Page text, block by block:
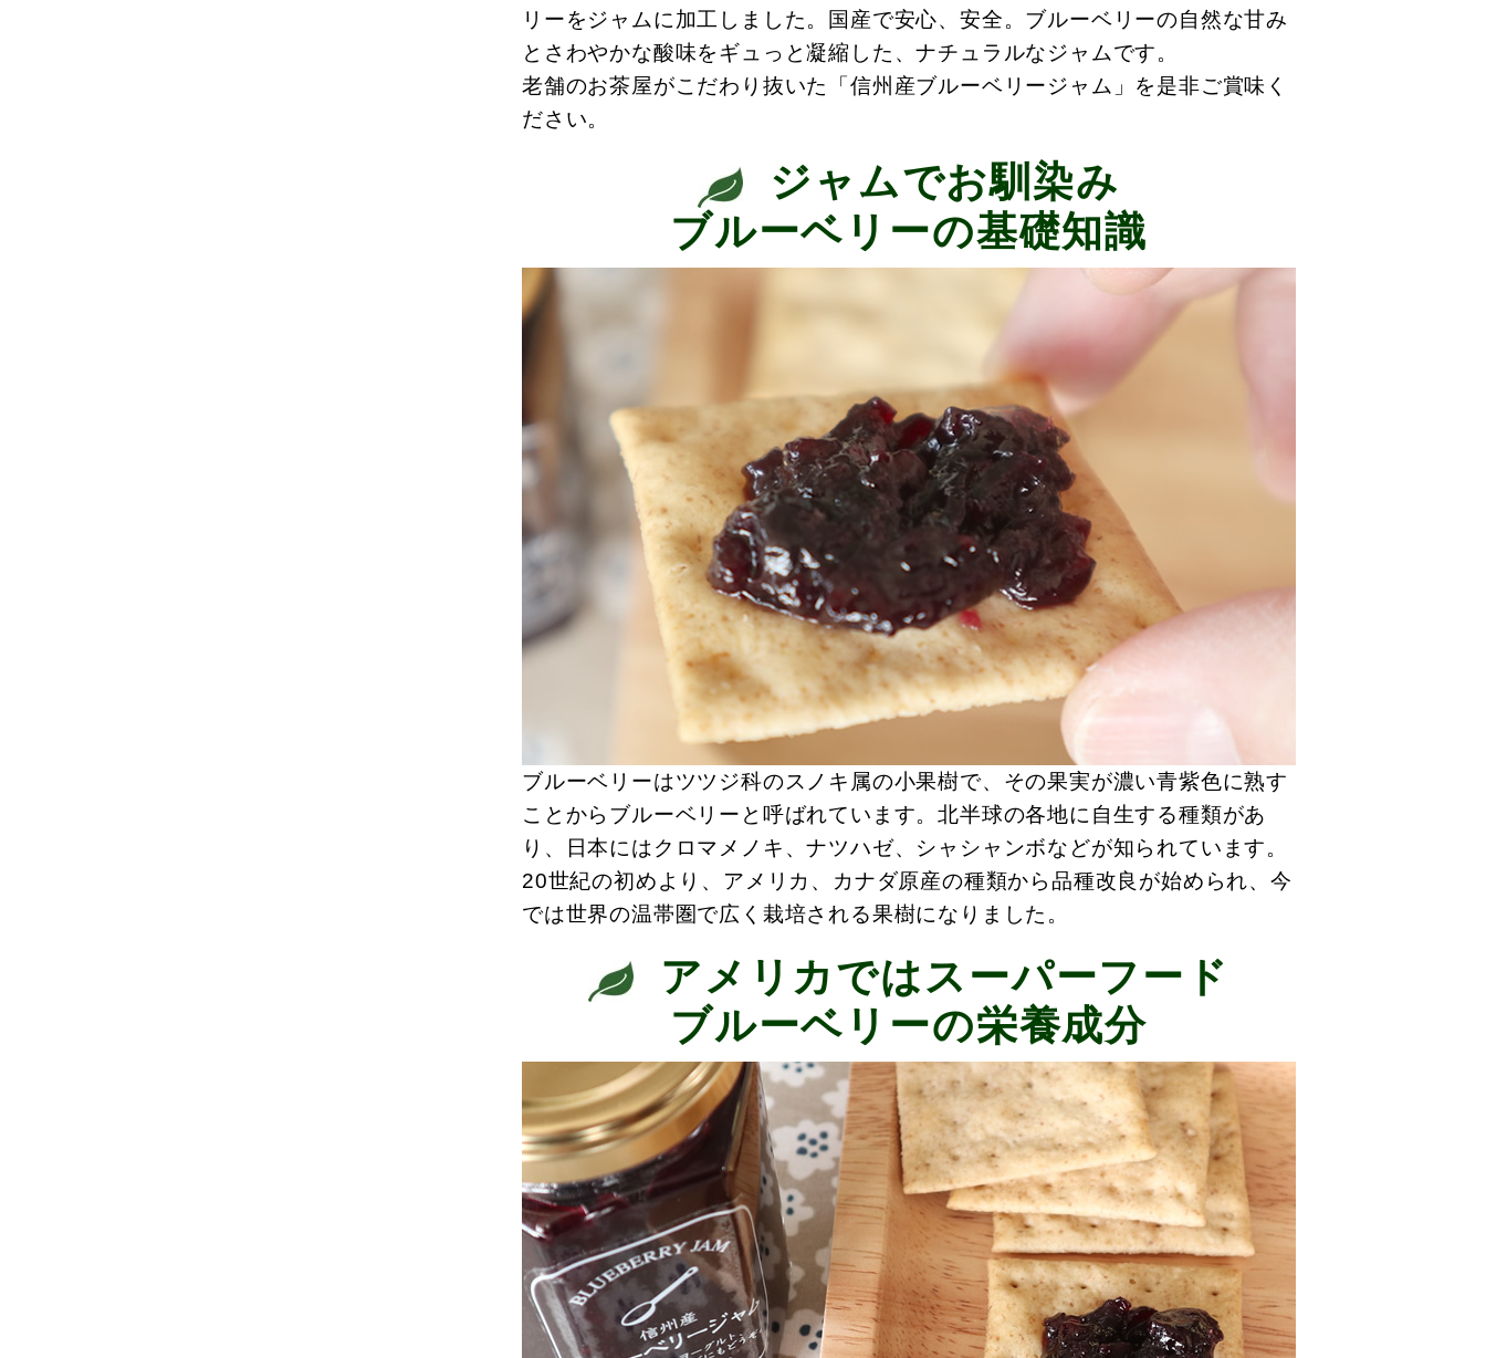
リーをジャムに加工しました。国産で安心、安全。ブルーベリーの自然な甘み
とさわやかな酸味をギュっと凝縮した、ナチュラルなジャムです。
老舗のお茶屋がこだわり抜いた「信州産ブルーベリージャム」を是非ご賞味く
ださい。
ジャムでお馴染み
ブルーベリーの基礎知識
ブルーベリーはツツジ科のスノキ属の小果樹で、その果実が濃い青紫色に熟す
ことからブルーベリーと呼ばれています。北半球の各地に自生する種類があ
り、日本にはクロマメノキ、ナツハゼ、シャシャンボなどが知られています。
20世紀の初めより、アメリカ、カナダ原産の種類から品種改良が始められ、今
では世界の温帯圏で広く栽培される果樹になりました。
アメリカではスーパーフード
ブルーベリーの栄養成分